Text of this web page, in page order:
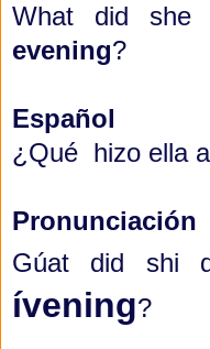
What did she
evening?
Español
¿Qué hizo ella
Pronunciación
Gúat did shi
ívening?